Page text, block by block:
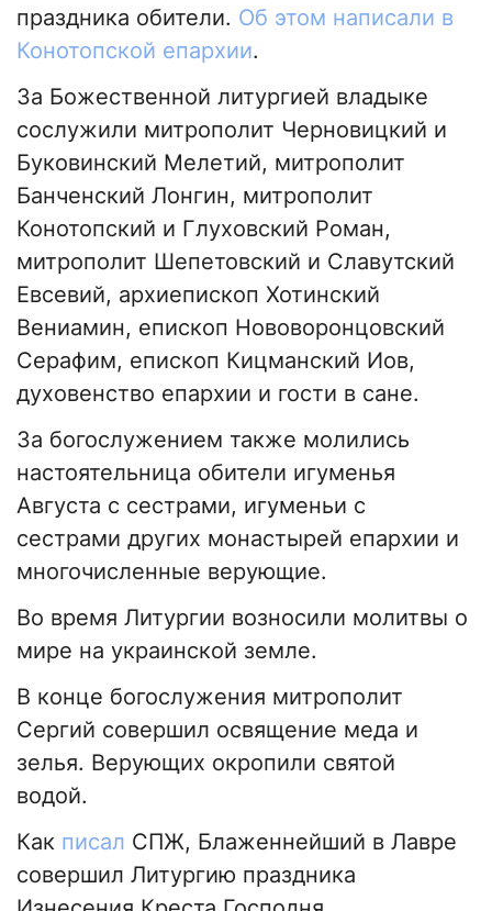
праздника обители. Об этом написали в
Конотопской епархии.
За Божественной литургией владыке
сослужили митрополит Черновицкий и
Буковинский Мелетий, митрополит
Банченский Лонгин, митрополит
Конотопский и Глуховский Роман,
митрополит Шепетовский и Славутский
Евсевий, архиепископ Хотинский
Вениамин, епископ Нововоронцовский
Серафим, епископ Кицманский Иов,
духовенство епархии и гости в сане.
За богослужением также молились
настоятельница обители игуменья
Августа с сестрами, игуменьи с
сестрами других монастырей епархии и
многочисленные верующие.
Во время Литургии возносили молитвы о
мире на украинской земле.
В конце богослужения митрополит
Сергий совершил освящение меда и
зелья. Верующих окропили святой
водой.
Как писал СПЖ, Блаженнейший в Лавре
совершил Литургию праздника